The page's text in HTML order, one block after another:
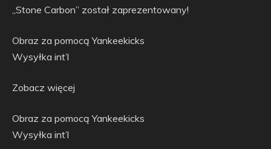
„Stone Carbon” został zaprezentowany!
Obraz za pomocą Yankeekicks
Wysyłka int’l
Zobacz więcej
Obraz za pomocą Yankeekicks
Wysyłka int’l